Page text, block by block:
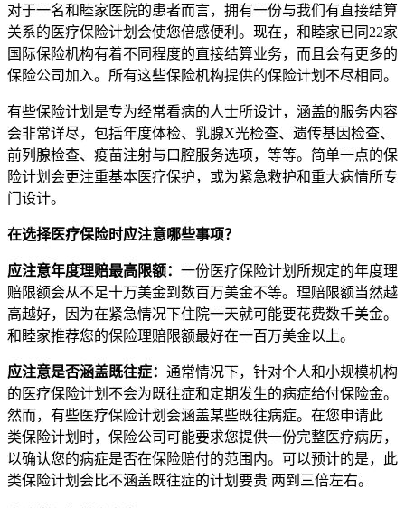
对于一名和睦家医院的患者而言，拥有一份与我们有直接结算
关系的医疗保险计划会使您倍感便利。现在，和睦家已同22家
国际保险机构有着不同程度的直接结算业务，而且会有更多的
保险公司加入。所有这些保险机构提供的保险计划不尽相同。
有些保险计划是专为经常看病的人士所设计，涵盖的服务内容
会非常详尽，包括年度体检、乳腺X光检查、遗传基因检查、
前列腺检查、疫苗注射与口腔服务选项，等等。简单一点的保
险计划会更注重基本医疗保护，或为紧急救护和重大病情所专
门设计。
在选择医疗保险时应注意哪些事项？
应注意年度理赔最高限额： 一份医疗保险计划所规定的年度理
赔限额会从不足十万美金到数百万美金不等。理赔限额当然越
高越好，因为在紧急情况下住院一天就可能要花费数千美金。
和睦家推荐您的保险理赔限额最好在一百万美金以上。
应注意是否涵盖既往症： 通常情况下，针对个人和小规模机构
的医疗保险计划不会为既往症和定期发生的病症给付保险金。
然而，有些医疗保险计划会涵盖某些既往病症。在您申请此
类保险计划时，保险公司可能要求您提供一份完整医疗病历，
以确认您的病症是否在保险赔付的范围内。可以预计的是，此
类保险计划会比不涵盖既往症的计划要贵 两到三倍左右。